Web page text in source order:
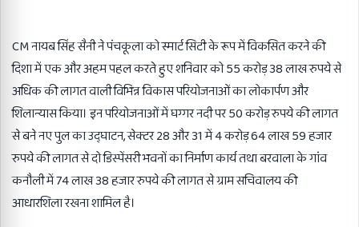
CM नायब सिंह सैनी ने पंचकूला को स्मार्ट सिटी के रूप में विकसित करने की
दिशा में एक और अहम पहल करते हुए शनिवार को 55 करोड़ 38 लाख रुपये से
अधिक की लागत वाली विभिन्न विकास परियोजनाओं का लोकार्पण और
शिलान्यास किया। इन परियोजनाओं में घग्गर नदी पर 50 करोड़ रुपये की लागत
से बने नए पुल का उद्घाटन, सेक्टर 28 और 31 में 4 करोड़ 64 लाख 59 हजार
रुपये की लागत से दो डिस्पेंसरी भवनों का निर्माण कार्य तथा बरवाला के गांव
कनौली में 74 लाख 38 हजार रुपये की लागत से ग्राम सचिवालय की
आधारशिला रखना शामिल है।